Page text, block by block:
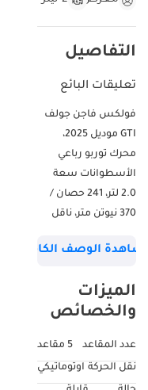
التفاصيل
تعليقات البائع
فولكس فاجن جولف
GTI موديل 2025،
محرك توربو رباعي
الأسطوانات سعة
2.0 لتر، 241 حصان /
370 نيوتن متر، ناقل
بسبع سرعات، دفع
درهم إماراتي شهريًا
-------------------
الوصف الكامل
الميزات
والخصائص
عدد المقاعد
5 مقاعد
نقل الحركة اوتوماتيكي